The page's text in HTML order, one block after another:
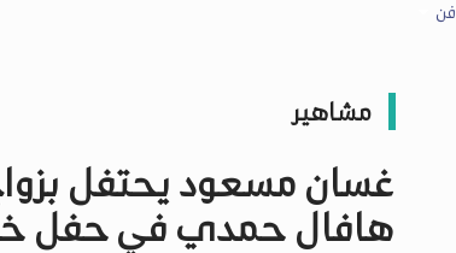
فن
مشاهير
غسان مسعود يحتفل
هافال حمدي في حفل